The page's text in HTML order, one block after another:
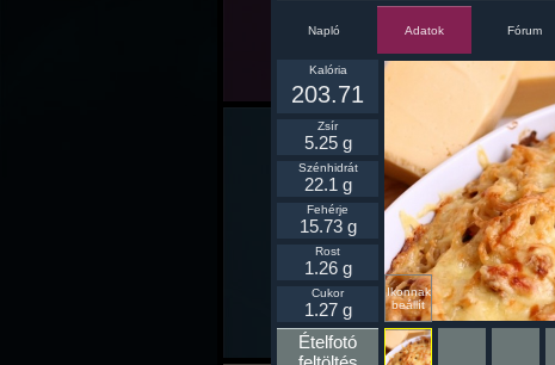
Napló Adatok Fórum
Ikonnak
beállít
Kalória
203.71
Zsír
5.25 g
Szénhidrát
22.1 g
Fehérje
15.73 g
Rost
1.26 g
Cukor
1.27 g
Ételfotó